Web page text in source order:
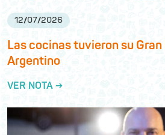
12/07/2026
Las cocinas tuvieron su
Argentino
VER NOTA →